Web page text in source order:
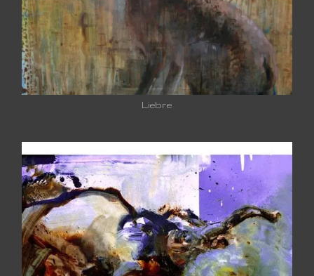
Liebre